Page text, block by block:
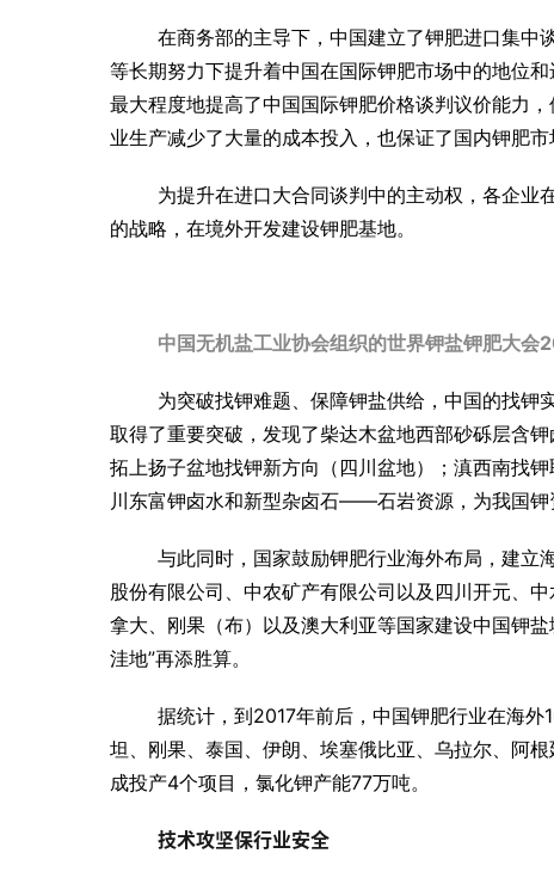
在商务部的主导下，中国建立了钾肥进口集中
等长期努力下提升着中国在国际钾肥市场中的地位
最大程度地提高了中国国际钾肥价格谈判议价能力
业生产减少了大量的成本投入，也保证了国内钾肥市
为提升在进口大合同谈判中的主动权，各企业
的战略，在境外开发建设钾肥基地。
中国无机盐工业协会组织的世界钾盐钾肥大会
为突破找钾难题、保障钾盐供给，中国的找钾
取得了重要突破，发现了柴达木盆地西部砂砾层含
拓上扬子盆地找钾新方向（四川盆地）；滇西南找
川东富钾卤水和新型杂卤石——石岩资源，为我国钾
与此同时，国家鼓励钾肥行业海外布局，建立
股份有限公司、中农矿产有限公司以及四川开元、
拿大、刚果（布）以及澳大利亚等国家建设中国钾
洼地”再添胜算。
据统计，到2017年前后，中国钾肥行业在海
坦、刚果、泰国、伊朗、埃塞俄比亚、乌拉尔、阿
成投产4个项目，氯化钾产能77万吨。
技术攻坚保行业安全